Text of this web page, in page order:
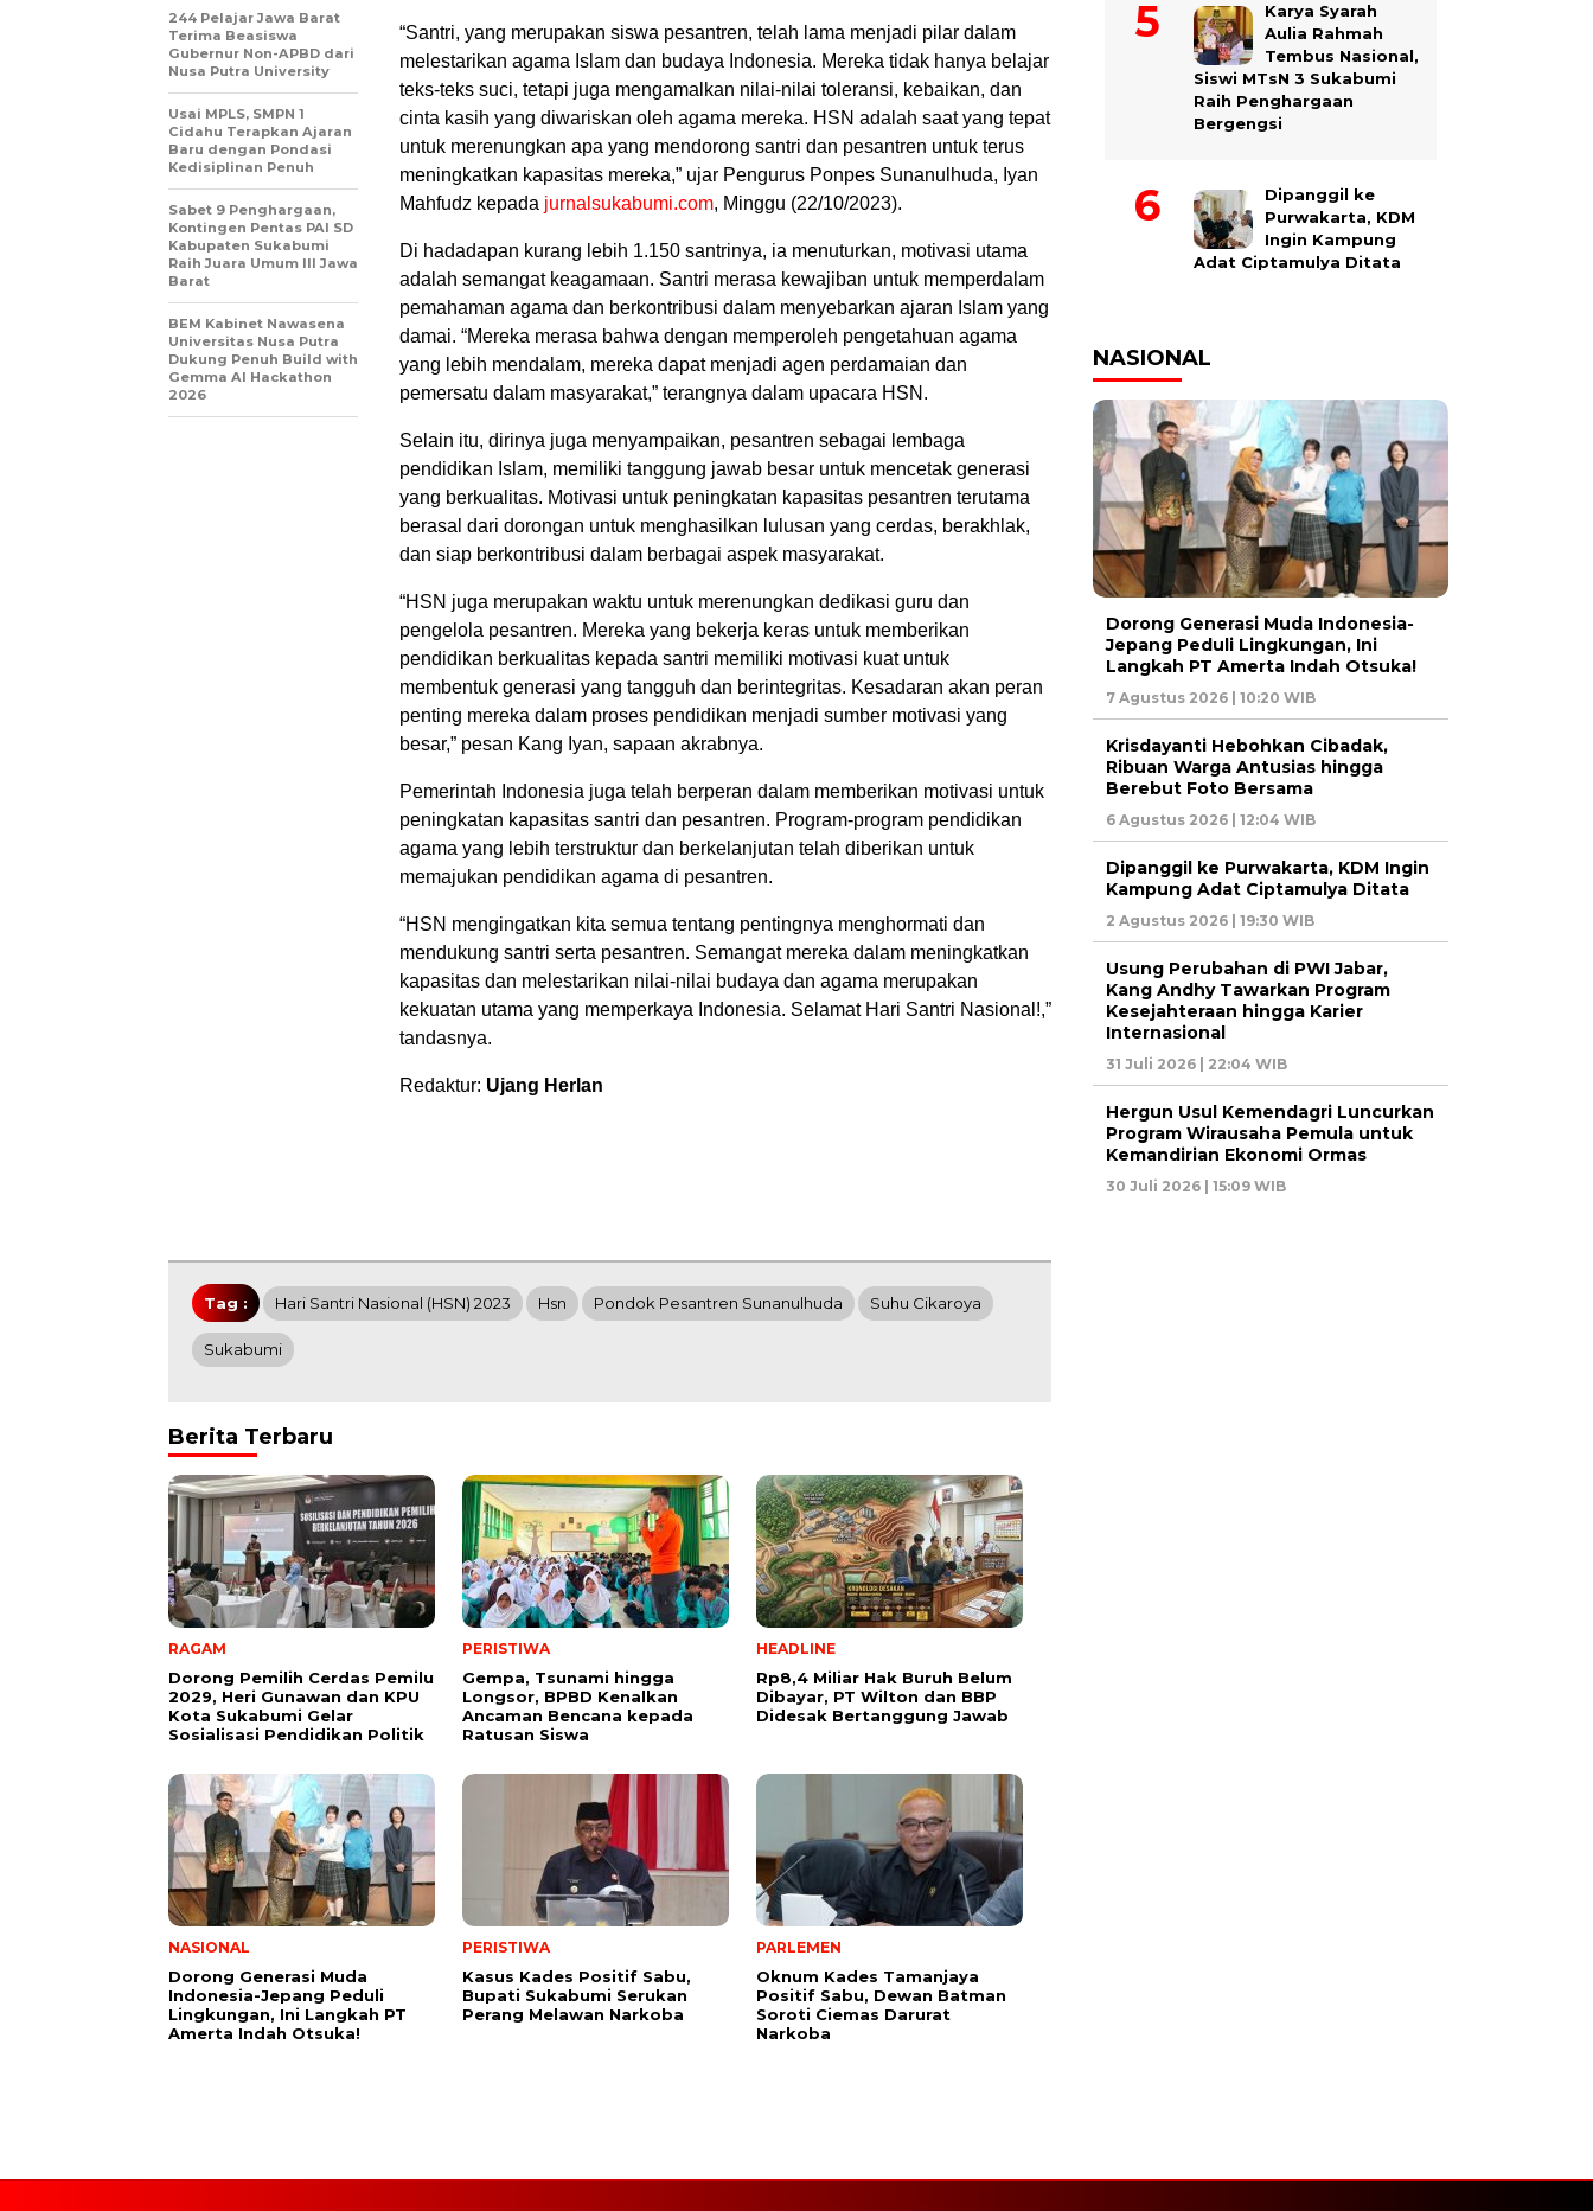
“Santri, yang merupakan siswa pesantren, telah lama menjadi pilar dalam
melestarikan agama Islam dan budaya Indonesia. Mereka tidak hanya belajar
teks-teks suci, tetapi juga mengamalkan nilai-nilai toleransi, kebaikan, dan
cinta kasih yang diwariskan oleh agama mereka. HSN adalah saat yang tepat
untuk merenungkan apa yang mendorong santri dan pesantren untuk terus
meningkatkan kapasitas mereka,” ujar Pengurus Ponpes Sunanulhuda, Iyan
Mahfudz kepada jurnalsukabumi.com, Minggu (22/10/2023).
Di hadadapan kurang lebih 1.150 santrinya, ia menuturkan, motivasi utama
adalah semangat keagamaan. Santri merasa kewajiban untuk memperdalam
pemahaman agama dan berkontribusi dalam menyebarkan ajaran Islam yang
damai. “Mereka merasa bahwa dengan memperoleh pengetahuan agama
yang lebih mendalam, mereka dapat menjadi agen perdamaian dan
pemersatu dalam masyarakat,” terangnya dalam upacara HSN.
Selain itu, dirinya juga menyampaikan, pesantren sebagai lembaga
pendidikan Islam, memiliki tanggung jawab besar untuk mencetak generasi
yang berkualitas. Motivasi untuk peningkatan kapasitas pesantren terutama
berasal dari dorongan untuk menghasilkan lulusan yang cerdas, berakhlak,
dan siap berkontribusi dalam berbagai aspek masyarakat.
“HSN juga merupakan waktu untuk merenungkan dedikasi guru dan
pengelola pesantren. Mereka yang bekerja keras untuk memberikan
pendidikan berkualitas kepada santri memiliki motivasi kuat untuk
membentuk generasi yang tangguh dan berintegritas. Kesadaran akan peran
penting mereka dalam proses pendidikan menjadi sumber motivasi yang
besar,” pesan Kang Iyan, sapaan akrabnya.
Pemerintah Indonesia juga telah berperan dalam memberikan motivasi untuk
peningkatan kapasitas santri dan pesantren. Program-program pendidikan
agama yang lebih terstruktur dan berkelanjutan telah diberikan untuk
memajukan pendidikan agama di pesantren.
“HSN mengingatkan kita semua tentang pentingnya menghormati dan
mendukung santri serta pesantren. Semangat mereka dalam meningkatkan
kapasitas dan melestarikan nilai-nilai budaya dan agama merupakan
kekuatan utama yang memperkaya Indonesia. Selamat Hari Santri Nasional!,”
tandasnya.
Redaktur: Ujang Herlan
244 Pelajar Jawa Barat
Terima Beasiswa
Gubernur Non-APBD dari
Nusa Putra University
Usai MPLS, SMPN 1
Cidahu Terapkan Ajaran
Baru dengan Pondasi
Kedisiplinan Penuh
Sabet 9 Penghargaan,
Kontingen Pentas PAI SD
Kabupaten Sukabumi
Raih Juara Umum III Jawa
Barat
BEM Kabinet Nawasena
Universitas Nusa Putra
Dukung Penuh Build with
Gemma AI Hackathon
2026
Tag : Hari Santri Nasional (HSN) 2023 Hsn Pondok Pesantren Sunanulhuda Suhu Cikaroya
Sukabumi
Berita Terbaru
RAGAM
Dorong Pemilih Cerdas Pemilu
2029, Heri Gunawan dan KPU
Kota Sukabumi Gelar
Sosialisasi Pendidikan Politik
PERISTIWA
Gempa, Tsunami hingga
Longsor, BPBD Kenalkan
Ancaman Bencana kepada
Ratusan Siswa
HEADLINE
Rp8,4 Miliar Hak Buruh Belum
Dibayar, PT Wilton dan BBP
Didesak Bertanggung Jawab
NASIONAL
Dorong Generasi Muda
Indonesia-Jepang Peduli
Lingkungan, Ini Langkah PT
Amerta Indah Otsuka!
PERISTIWA
Kasus Kades Positif Sabu,
Bupati Sukabumi Serukan
Perang Melawan Narkoba
PARLEMEN
Oknum Kades Tamanjaya
Positif Sabu, Dewan Batman
Soroti Ciemas Darurat
Narkoba
Karya Syarah
Aulia Rahmah
Tembus Nasional,
Siswi MTsN 3 Sukabumi
Raih Penghargaan
Bergengsi
Dipanggil ke
Purwakarta, KDM
Ingin Kampung
Adat Ciptamulya Ditata
NASIONAL
Dorong Generasi Muda Indonesia-
Jepang Peduli Lingkungan, Ini
Langkah PT Amerta Indah Otsuka!
7 Agustus 2026 | 10:20 WIB
Krisdayanti Hebohkan Cibadak,
Ribuan Warga Antusias hingga
Berebut Foto Bersama
6 Agustus 2026 | 12:04 WIB
Dipanggil ke Purwakarta, KDM Ingin
Kampung Adat Ciptamulya Ditata
2 Agustus 2026 | 19:30 WIB
Usung Perubahan di PWI Jabar,
Kang Andhy Tawarkan Program
Kesejahteraan hingga Karier
Internasional
31 Juli 2026 | 22:04 WIB
Hergun Usul Kemendagri Luncurkan
Program Wirausaha Pemula untuk
Kemandirian Ekonomi Ormas
30 Juli 2026 | 15:09 WIB